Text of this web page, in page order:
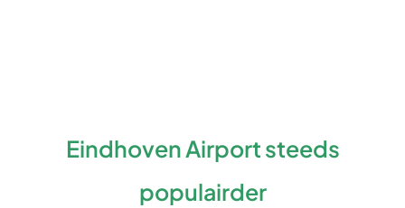
Eindhoven Airport steeds
populairder